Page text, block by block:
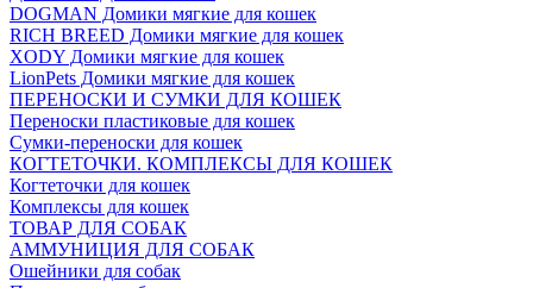
DOGMAN Домики мягкие для кошек
RICH BREED Домики мягкие для кошек
XODY Домики мягкие для кошек
LionPets Домики мягкие для кошек
ПЕРЕНОСКИ И СУМКИ ДЛЯ КОШЕК
Переноски пластиковые для кошек
Сумки-переноски для кошек
КОГТЕТОЧКИ. КОМПЛЕКСЫ ДЛЯ КОШЕК
Когтеточки для кошек
Комплексы для кошек
ТОВАР ДЛЯ СОБАК
АММУНИЦИЯ ДЛЯ СОБАК
Ошейники для собак